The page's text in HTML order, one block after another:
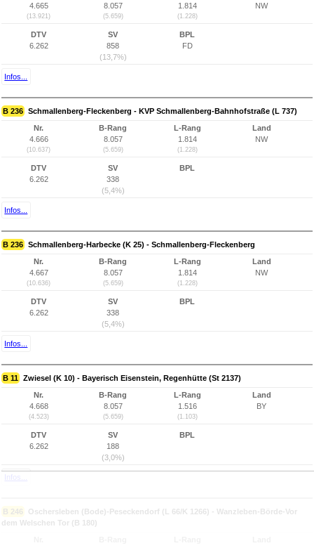
4.665
(13.921)
8.057
(5.659)
1.814
(1.228)
NW
DTV
6.262
SV
858
(13,7%)
BPL
FD
Infos...
B 236 Schmallenberg-Fleckenberg - KVP Schmallenberg-Bahnhofstraße (L 737)
Nr.
4.666
(10.637)
B-Rang
8.057
(5.659)
L-Rang
1.814
(1.228)
Land
NW
DTV
6.262
SV
338
(5,4%)
BPL
Infos...
B 236 Schmallenberg-Harbecke (K 25) - Schmallenberg-Fleckenberg
Nr.
4.667
(10.636)
B-Rang
8.057
(5.659)
L-Rang
1.814
(1.228)
Land
NW
DTV
6.262
SV
338
(5,4%)
BPL
Infos...
B 11 Zwiesel (K 10) - Bayerisch Eisenstein, Regenhütte (St 2137)
Nr.
4.668
(4.523)
B-Rang
8.057
(5.659)
L-Rang
1.516
(1.103)
Land
BY
DTV
6.262
SV
188
(3,0%)
BPL
Infos...
B 246
Oschersleben (Bode)-Peseckendorf (L 66/K 1266) - Wanzleben-Börde-Vor
dem Welschen Tor (B 180)